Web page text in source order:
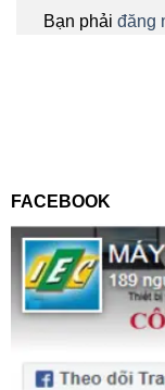
Bạn phải đăng
FACEBOOK